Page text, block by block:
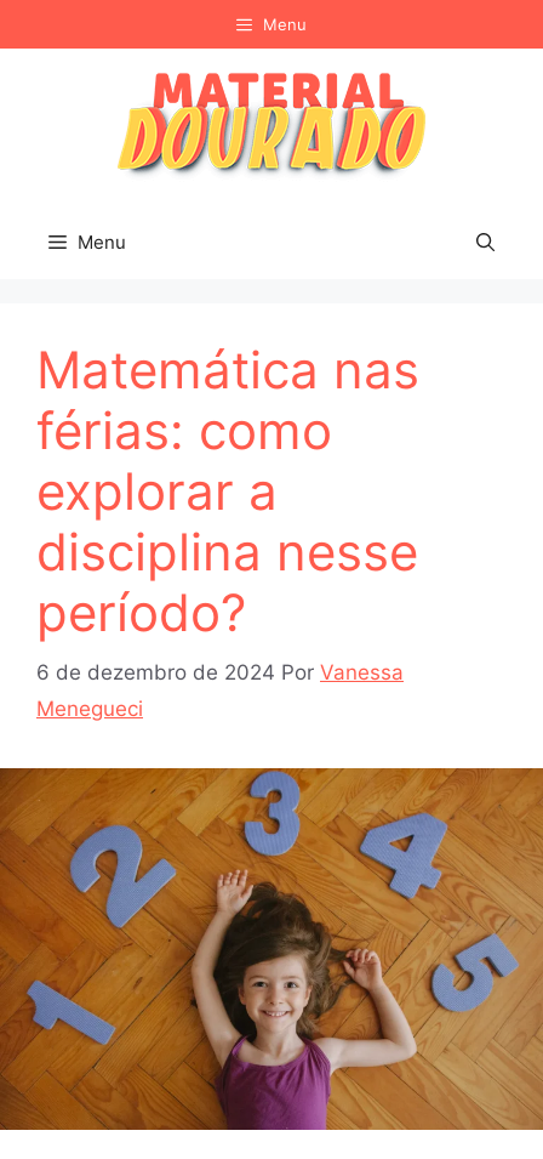
para
Menu
Menu
Matemática nas
férias: como
explorar a
disciplina nesse
período?
6 de dezembro de 2024 Por Vanessa
Menegueci